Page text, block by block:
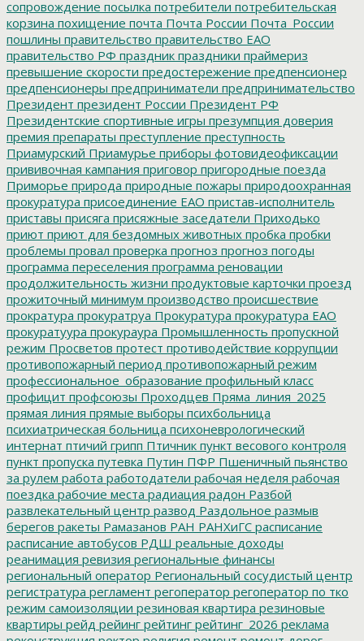
сопровождение посылка потребители потребительская
корзина похищение почта Почта России Почта_России
пошлины правительство правительство ЕАО
правительство РФ праздник праздники праймериз
превышение скорости предостережение предпенсионер
предпенсионеры предприниматели предпринимательство
Президент президент России Президент РФ
Президентские спортивные игры презумпция доверия
премия препараты преступление преступность
Приамурский Приамурье приборы фотовидеофиксации
прививочная кампания приговор пригородные поезда
Приморье природа природные пожары природоохранная
прокуратура присоединение ЕАО пристав-исполнитель
приставы присяга присяжные заседатели Приходько
приют приют для бездомных животных пробка пробки
проблемы провал проверка прогноз прогноз погоды
программа переселения программа реновации
продолжительность жизни продуктовые карточки проезд
прожиточный минимум производство происшествие
прократура прокуратруа Прокуратура прокуратура ЕАО
прокуратуура прокураура Промышленность пропускной
режим Просветов протест противодействие коррупции
противопожарный период противопожарный режим
профессиональное_образование профильный класс
профицит профсоюзы Проходцев Пряма_линия_2025
прямая линия прямые выборы психбольница
психиатрическая больница психоневрологический
интернат птичий грипп Птичник пункт весового контроля
пункт пропуска путевка Путин ПФР Пшеничный пьянство
за рулем работа работодатели рабочая неделя рабочая
поездка рабочие места радиация радон Разбой
развлекательный центр развод Раздольное размыв
берегов ракеты Рамазанов РАН РАНХиГС расписание
расписание автобусов РДШ реальные доходы
реанимация ревизия региональные финансы
региональный оператор Региональный сосудистый центр
регистратура регламент регоператор регоператор по тко
режим самоизоляции резиновая квартира резиновые
квартиры рейд рейинг рейтинг рейтинг_2026 реклама